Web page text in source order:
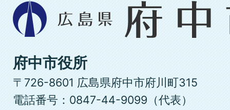
広
島
県
府
中
市
府中市役所
〒726-8601 広島県府中市府川町315
電話番号：0847-44-9099（代表）